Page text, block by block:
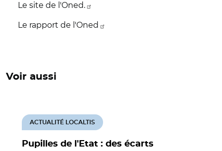
Le site de l'Oned.
Le rapport de l'Oned
Voir aussi
Pupilles de l'Etat : des écarts
ACTUALITÉ LOCALTIS